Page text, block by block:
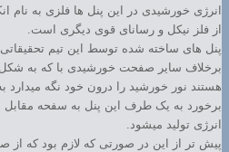
انرژی خورشیدی در این پنل ها فلزی به نام
از فلز نیکل و رسانای قوی دیگری است.
پنل های ساخته شده توسط این تیم
برخلاف سایر صفحت خورشیدی با که به
هستند نور خورشید را درون خود نگه میدارد
برخورد به یک طرف این پنل به سفحه مقابل
انرژی تولید میشود.
پیش تر از این در صورتی که لازم بود که از